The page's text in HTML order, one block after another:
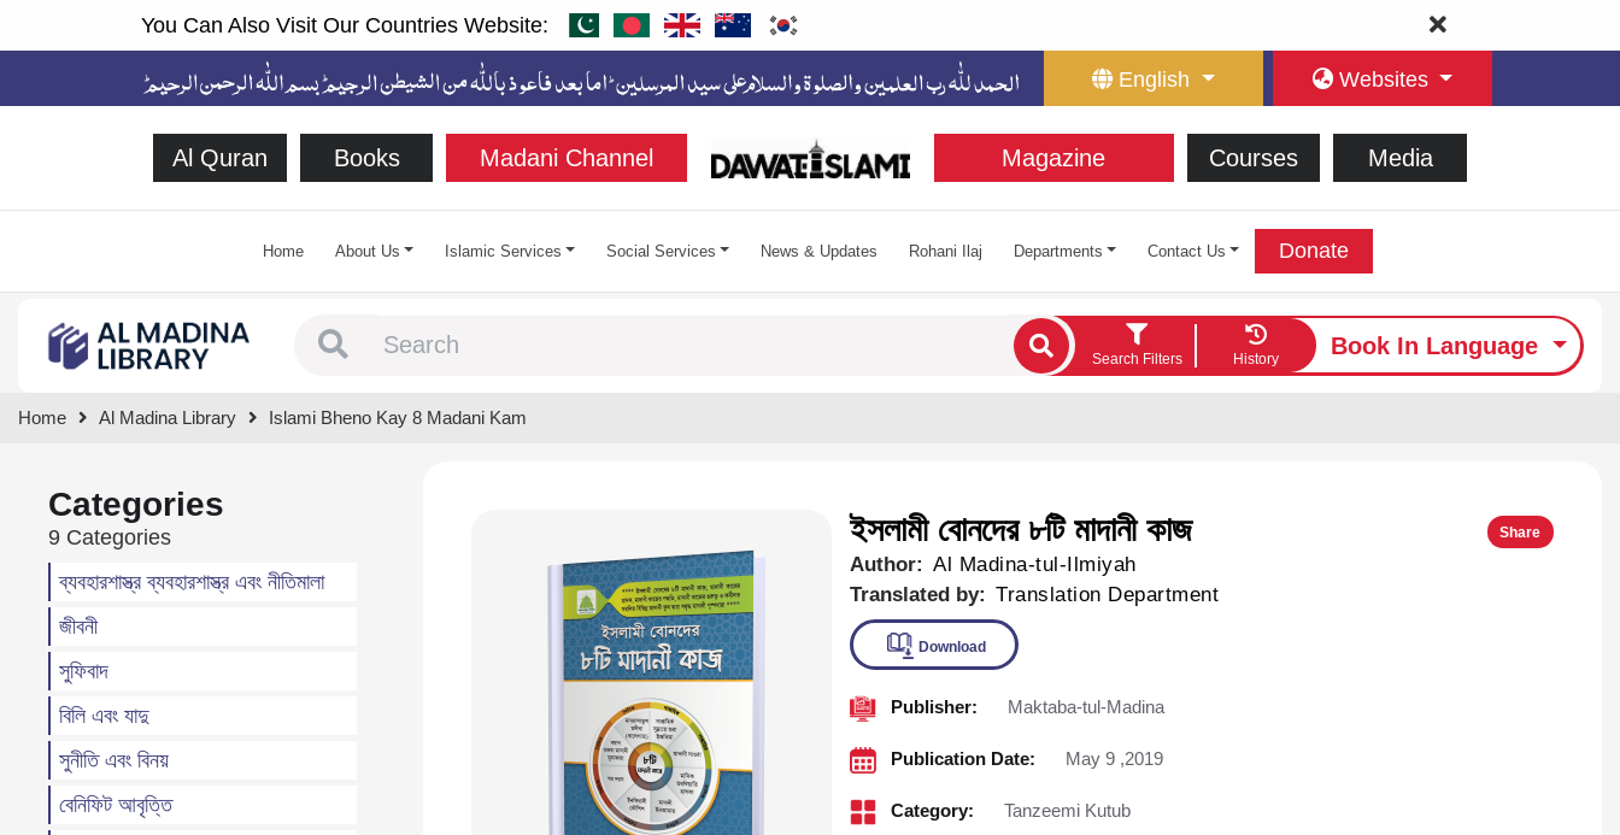
You Can Also Visit Our Countries Website:
English Websites
Al Quran Books Madani Channel Magazine Courses Media
Home About Us Islamic Services Social Services News & Updates Rohani Ilaj Departments Contact Us Donate
Search Filters History
Book In Language
Home Al Madina Library Islami Bheno Kay 8 Madani Kam
Categories
9 Categories
ব্যবহারশাস্ত্র ব্যবহারশাস্ত্র এবং নীতিমালা
জীবনী
সুফিবাদ
বিলি এবং যাদু
সুনীতি এবং বিনয়
বেনিফিট আবৃত্তি
ইসলামী বোনদের ৮টি মাদানী কাজ Share
Author: Al Madina-tul-Ilmiyah
Translated by: Translation Department
Download
Publisher: Maktaba-tul-Madina
Publication Date: May 9 ,2019
Category: Tanzeemi Kutub